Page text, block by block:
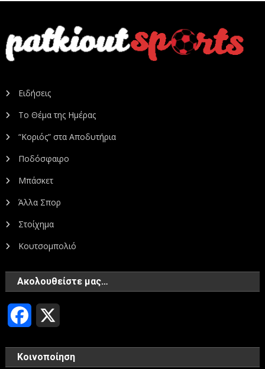
Ειδήσεις
Το Θέμα της Ημέρας
“Κοριός” στα Αποδυτήρια
Ποδόσφαιρο
Μπάσκετ
Άλλα Σπορ
Στοίχημα
Κουτσομπολιό
Ακολουθείστε μας…
Facebook
Κοινοποίηση